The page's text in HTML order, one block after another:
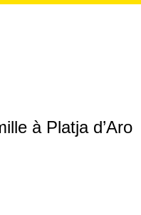
à Platja d’Aro